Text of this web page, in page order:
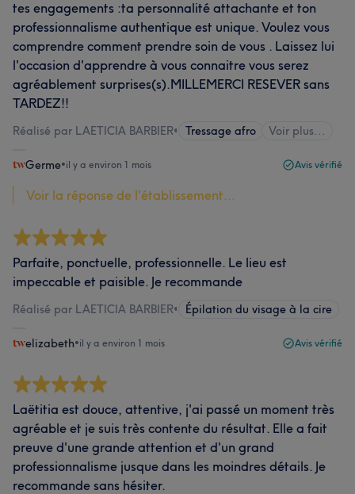
tes engagements :ta personnalité attachante et ton
professionnalisme authentique est unique. Voulez vous
comprendre comment prendre soin de vous . Laissez lui
l'occasion d'apprendre à vous connaitre vous serez
agréablement surprises(s).MILLEMERCI RESEVER sans
TARDEZ!!
Réalisé par LAETICIA BARBIER• Tressage afro Voir plus...
Germe•il y a environ 1 mois Avis vérifié
Voir la réponse de l'établissement...
Parfaite, ponctuelle, professionnelle. Le lieu est
impeccable et paisible. Je recommande
Réalisé par LAETICIA BARBIER• Épilation du visage à la cire
elizabeth•il y a environ 1 mois Avis vérifié
Laëtitia est douce, attentive, j'ai passé un moment très
agréable et je suis très contente du résultat. Elle a fait
preuve d'une grande attention et d'un grand
professionnalisme jusque dans les moindres détails. Je
recommande sans hésiter.